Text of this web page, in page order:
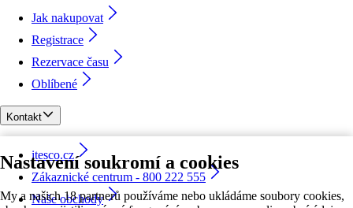
Nastavení soukromí a cookies
My a našich 18 partnerů používáme nebo ukládáme soubory cookies,
Jak nakupovat
Registrace
Rezervace času
Oblíbené
Kontakt
itesco.cz
Zákaznické centrum - 800 222 555
Naše obchody